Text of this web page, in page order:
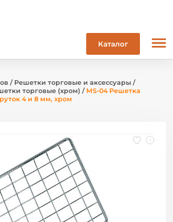
Каталог
/ Решетки торговые и аксессуары /
торговые (хром) / MS-04 Решетка
4 и 8 мм, хром